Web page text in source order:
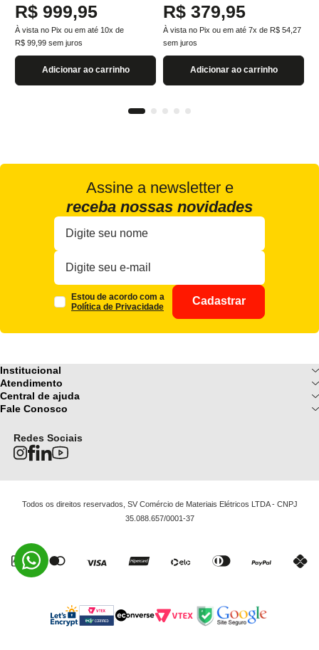
R$ 999,95
À vista no Pix ou em até 10x de
R$ 99 99 sem juros
Adicionar ao carrinho
R$ 379,95
À vista no Pix ou em até 7x de R$ 54 27
sem juros
Adicionar ao carrinho
Assine a newsletter e
receba nossas novidades
Estou de acordo com a
Política de Privacidade
Cadastrar
Institucional
Sobre Nós
Nossas Lojas
Privacidade e Segurança
Termos e Condições
Atendimento
Formas de pagamento
Regulamentos
Central de ajuda
Fale Conosco
Frete e Entrega
Troca e Devoluções
Fale Conosco
(085) 3214-7900
Segunda a Sexta: 08h as 18h | Sábado
: 08h ás 12h
Redes Sociais
Todos os direitos reservados, SV Comércio de Materiais Elétricos LTDA - CNPJ
35.088.657/0001-37